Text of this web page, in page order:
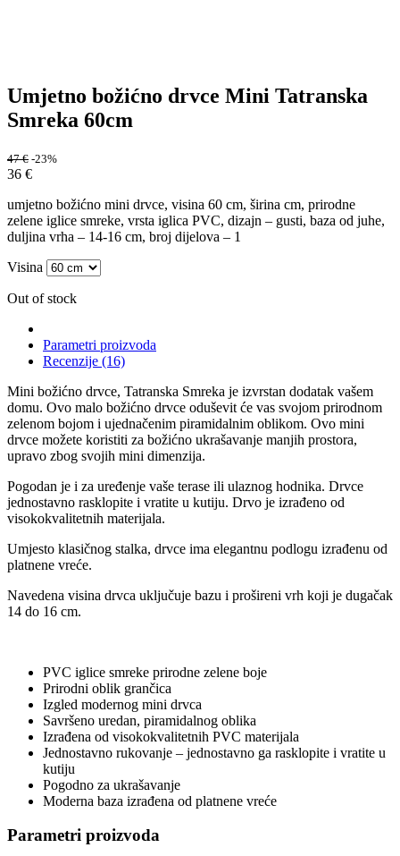
Umjetno božićno drvce Mini Tatranska
Smreka 60cm
47€ -23%
36 €
umjetno božićno mini drvce, visina 60 cm, širina cm, prirodne
zelene iglice smreke, vrsta iglica PVC, dizajn – gusti, baza od juhe,
duljina vrha – 14-16 cm, broj dijelova – 1
Visina
Out of stock
Parametri proizvoda
Recenzije (16)
Mini božićno drvce, Tatranska Smreka je izvrstan dodatak vašem
domu. Ovo malo božićno drvce oduševit će vas svojom prirodnom
zelenom bojom i ujednačenim piramidalnim oblikom. Ovo mini
drvce možete koristiti za božićno ukrašavanje manjih prostora,
upravo zbog svojih mini dimenzija.
Pogodan je i za uređenje vaše terase ili ulaznog hodnika. Drvce
jednostavno rasklopite i vratite u kutiju. Drvo je izrađeno od
visokokvalitetnih materijala.
Umjesto klasičnog stalka, drvce ima elegantnu podlogu izrađenu od
platnene vreće.
Navedena visina drvca uključuje bazu i prošireni vrh koji je dugačak
14 do 16 cm.
PVC iglice smreke prirodne zelene boje
Prirodni oblik grančica
Izgled modernog mini drvca
Savršeno uredan, piramidalnog oblika
Izrađena od visokokvalitetnih PVC materijala
Jednostavno rukovanje – jednostavno ga rasklopite i vratite u
kutiju
Pogodno za ukrašavanje
Moderna baza izrađena od platnene vreće
Parametri proizvoda